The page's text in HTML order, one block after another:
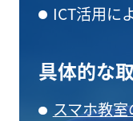
ICT活用に
具体的な
スマホ教